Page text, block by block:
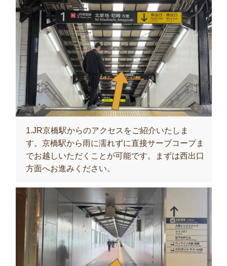
1.JR京橋駅からのアクセスをご紹介いたしま
す。京橋駅から雨に濡れずに直接サーブコープま
でお越しいただくことが可能です。まずは西出口
方面へお進みください。